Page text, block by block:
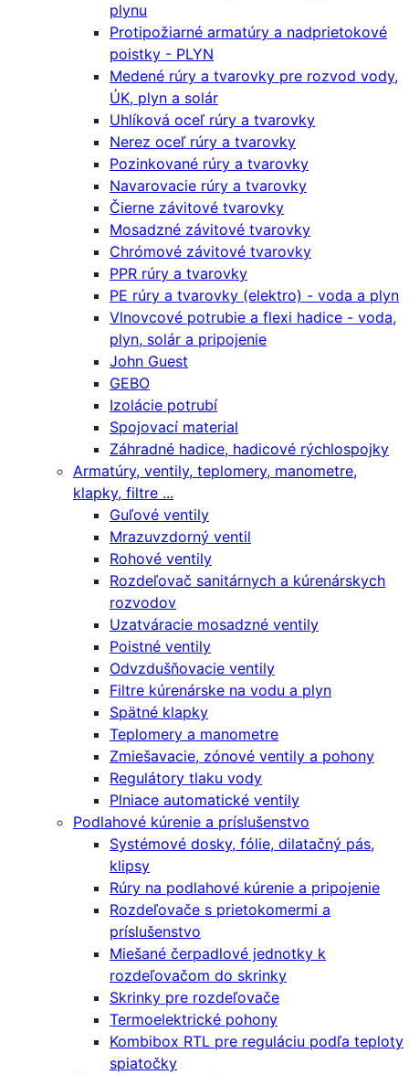
plynu
Protipožiarné armatúry a nadprietokové
poistky - PLYN
Medené rúry a tvarovky pre rozvod vody,
ÚK, plyn a solár
Uhlíková oceľ rúry a tvarovky
Nerez oceľ rúry a tvarovky
Pozinkované rúry a tvarovky
Navarovacie rúry a tvarovky
Čierne závitové tvarovky
Mosadzné závitové tvarovky
Chrómové závitové tvarovky
PPR rúry a tvarovky
PE rúry a tvarovky (elektro) - voda a plyn
Vlnovcové potrubie a flexi hadice - voda,
plyn, solár a pripojenie
John Guest
GEBO
Izolácie potrubí
Spojovací material
Záhradné hadice, hadicové rýchlospojky
Armatúry, ventily, teplomery, manometre,
klapky, filtre ...
Guľové ventily
Mrazuvzdorný ventil
Rohové ventily
Rozdeľovač sanitárnych a kúrenárskych
rozvodov
Uzatváracie mosadzné ventily
Poistné ventily
Odvzdušňovacie ventily
Filtre kúrenárske na vodu a plyn
Spätné klapky
Teplomery a manometre
Zmiešavacie, zónové ventily a pohony
Regulátory tlaku vody
Plniace automatické ventily
Podlahové kúrenie a príslušenstvo
Systémové dosky, fólie, dilatačný pás,
klipsy
Rúry na podlahové kúrenie a pripojenie
Rozdeľovače s prietokomermi a
príslušenstvo
Miešané čerpadlové jednotky k
rozdeľovačom do skrinky
Skrinky pre rozdeľovače
Termoelektrické pohony
Kombibox RTL pre reguláciu podľa teploty
spiatočky